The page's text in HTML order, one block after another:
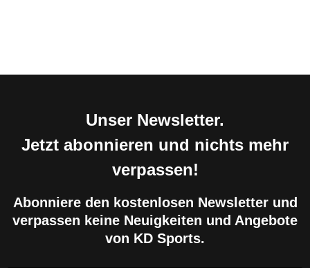
Unser Newsletter.
Jetzt abonnieren und nichts mehr
verpassen!
Abonniere den kostenlosen Newsletter und
verpassen keine Neuigkeiten und Angebote
von KD Sports.